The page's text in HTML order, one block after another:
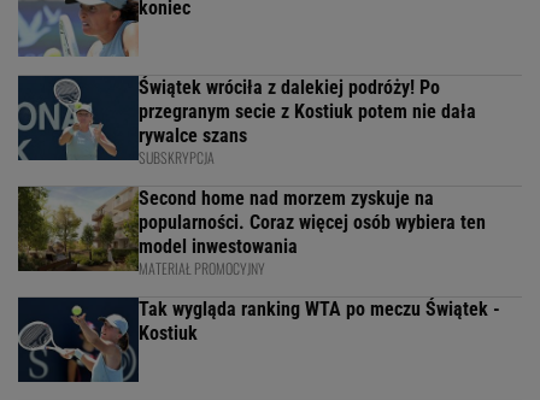
koniec
Świątek wróciła z dalekiej podróży! Po
przegranym secie z Kostiuk potem nie dała
rywalce szans
SUBSKRYPCJA
Second home nad morzem zyskuje na
popularności. Coraz więcej osób wybiera ten
model inwestowania
MATERIAŁ PROMOCYJNY
Tak wygląda ranking WTA po meczu Świątek -
Kostiuk